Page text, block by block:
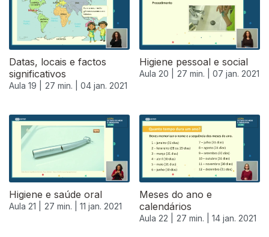
Datas, locais e factos
significativos
Aula 19 | 27 min. | 04 jan. 2021
Higiene pessoal e social
Aula 20 | 27 min. | 07 jan. 2021
Higiene e saúde oral
Aula 21 | 27 min. | 11 jan. 2021
Meses do ano e
calendários
Aula 22 | 27 min. | 14 jan. 2021